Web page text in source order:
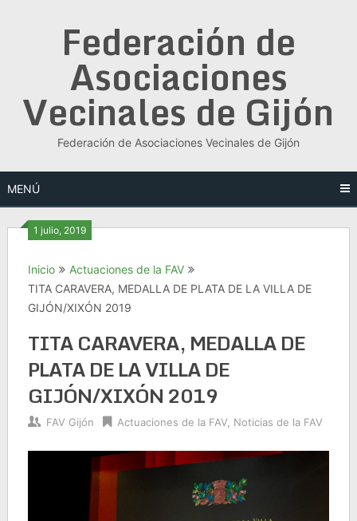
Federación de
Asociaciones
Vecinales de Gijón
Federación de Asociaciones Vecinales de Gijón
MENÚ
1 julio, 2019
Inicio
Actuaciones de la FAV
TITA CARAVERA, MEDALLA DE PLATA DE LA VILLA DE
GIJÓN/XIXÓN 2019
TITA CARAVERA, MEDALLA DE
PLATA DE LA VILLA DE
GIJÓN/XIXÓN 2019
FAV Gijón Actuaciones de la FAV, Noticias de la FAV